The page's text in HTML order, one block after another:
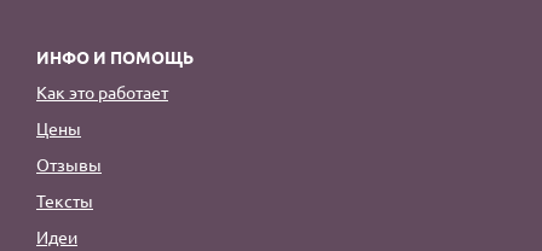
ИНФО И ПОМОЩЬ
Как это работает
Цены
Отзывы
Тексты
Идеи